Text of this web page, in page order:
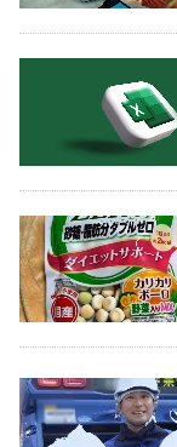
資
樓
市
理
商
業
科
技
職
場